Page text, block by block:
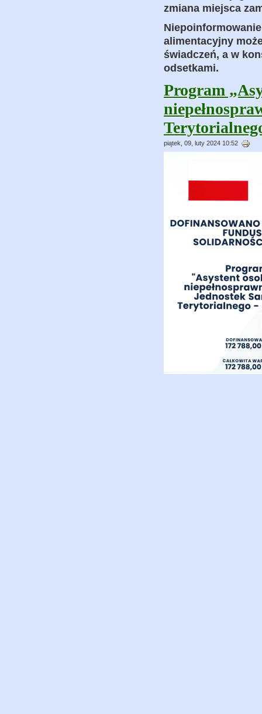
zmiana miejsca
alimentacyjny
świadczeń, a w
odsetkami.
Program
piątek, 09, luty 2024 10:52